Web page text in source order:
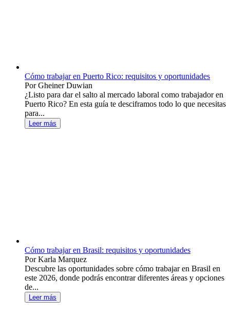
Cómo trabajar en Puerto Rico: requisitos y oportunidades
Por Gheiner Duwian
¿Listo para dar el salto al mercado laboral como trabajador en
Puerto Rico? En esta guía te desciframos todo lo que necesitas
para...
Leer más
Cómo trabajar en Brasil: requisitos y oportunidades
Por Karla Marquez
Descubre las oportunidades sobre cómo trabajar en Brasil en
este 2026, donde podrás encontrar diferentes áreas y opciones
de...
Leer más